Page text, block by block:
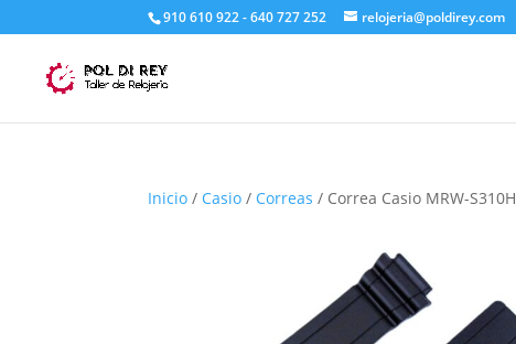
910 610 922 - 640 727 252 relojeria@poldirey.com
Inicio / Casio / Correas / Correa Casio MRW-S310H